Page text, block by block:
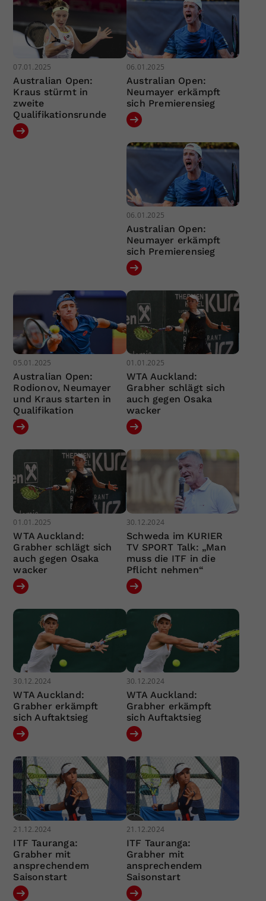
07.01.2025
Australian Open:
Kraus stürmt in
zweite
Qualifikationsrunde
06.01.2025
Australian Open:
Neumayer erkämpft
sich Premierensieg
06.01.2025
Australian Open:
Neumayer erkämpft
sich Premierensieg
05.01.2025
Australian Open:
Rodionov, Neumayer
und Kraus starten in
Qualifikation
01.01.2025
WTA Auckland:
Grabher schlägt sich
auch gegen Osaka
wacker
01.01.2025
WTA Auckland:
Grabher schlägt sich
auch gegen Osaka
wacker
30.12.2024
Schweda im KURIER
TV SPORT Talk: „Man
muss die ITF in die
Pflicht nehmen“
30.12.2024
WTA Auckland:
Grabher erkämpft
sich Auftaktsieg
30.12.2024
WTA Auckland:
Grabher erkämpft
sich Auftaktsieg
21.12.2024
ITF Tauranga:
Grabher mit
ansprechendem
Saisonstart
21.12.2024
ITF Tauranga:
Grabher mit
ansprechendem
Saisonstart